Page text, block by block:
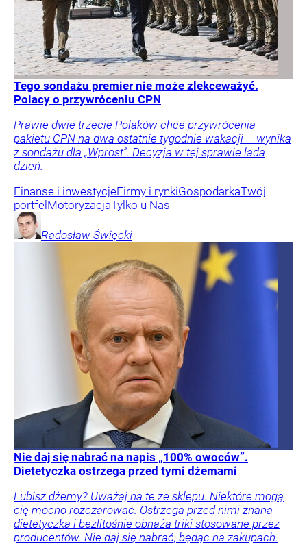
Tego sondażu premier nie może zlekceważyć.
Polacy o przywróceniu CPN
Prawie dwie trzecie Polaków chce przywrócenia
pakietu CPN na dwa ostatnie tygodnie wakacji – wynika
z sondażu dla „Wprost”. Decyzja w tej sprawie lada
dzień.
Finanse i inwestycjeFirmy i rynkiGospodarkaTwój
portfel MotoryzacjaTylko u Nas
Radosław Święcki
Nie daj się nabrać na napis „100% owoców”.
Dietetyczka ostrzega przed tymi dżemami
Lubisz dżemy? Uważaj na te ze sklepu. Niektóre mogą
cię mocno rozczarować. Ostrzega przed nimi znana
dietetyczka i bezlitośnie obnaża triki stosowane przez
producentów. Nie daj się nabrać, będąc na zakupach.